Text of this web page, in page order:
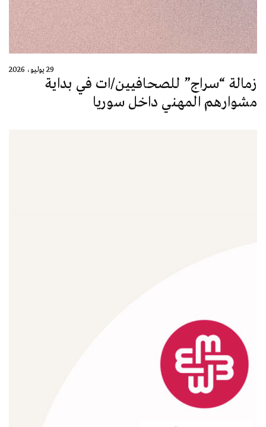
29 يوليو، 2026
زمالة “سراج” للصحافيين/ات في بداية
مشوارهم المهني داخل سوريا